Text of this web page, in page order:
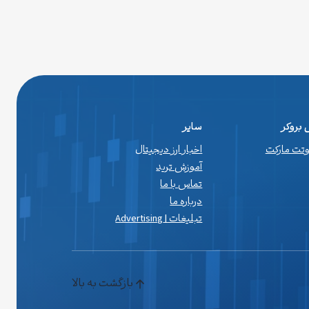
بروکر
مارکت
سایر
اخبار ارز دیجیتال
آموزش ترید
تماس با ما
درباره ما
تبلیغات | Advertising
بازگشت به بالا